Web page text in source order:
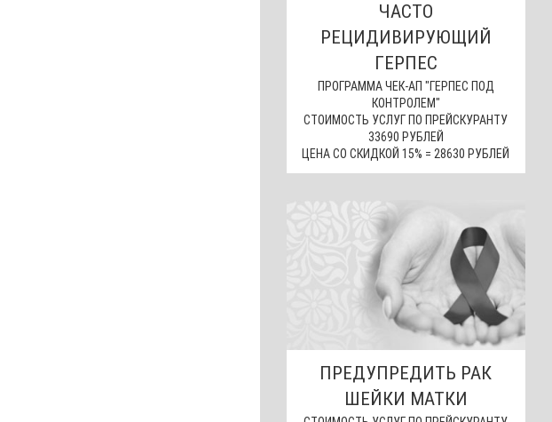
ЧАСТО
РЕЦИДИВИРУЮЩИЙ
ГЕРПЕС
ПРОГРАММА ЧЕК-АП "ГЕРПЕС ПОД
КОНТРОЛЕМ"
СТОИМОСТЬ УСЛУГ ПО ПРЕЙСКУРАНТУ
33690 РУБЛЕЙ
ЦЕНА СО СКИДКОЙ 15% = 28630 РУБЛЕЙ
ПРЕДУПРЕДИТЬ РАК
ШЕЙКИ МАТКИ